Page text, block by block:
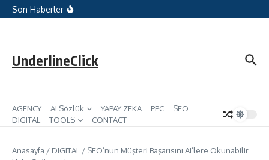
İçeriğe atla
Son Haberler
UnderlineClick
AGENCY AI Sözlük YAPAY ZEKA PPC
SEO
DIGITAL
TOOLS CONTACT
Anasayfa / DIGITAL / SEO’nun Müşteri Başarısını AI’lere Okunabilir